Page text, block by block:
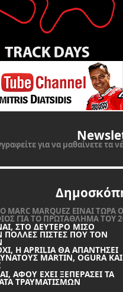
για να μαθαίνετε τα
O MARC MARQUEZ ΕΙΝΑΙ ΤΩΡΑ
ΓΙΑ ΤΟ ΠΡΩΤΑΘΛΗΜΑ ΤΟΥ
ΣΤΟ ΔΕΥΤΕΡΟ ΜΙΣΟ
ΠΙΣΤΕΣ ΠΟΥ ΤΟΝ
Η APRILIA ΘΑ ΑΠΑΝΤΗΣΕΙ
MARTIN, OGURA KAI
ΑΦΟΥ ΕΧΕΙ ΞΕΠΕΡΑΣΕΙ ΤΑ
ΤΡΑΥΜΑΤΙΣΜΩΝ